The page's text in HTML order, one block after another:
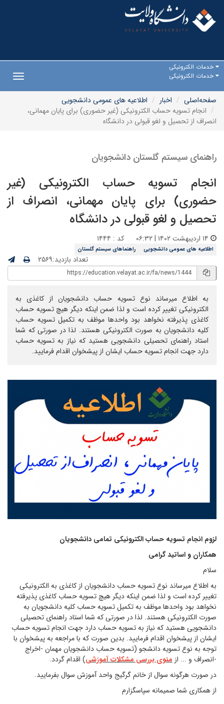
خدمات الکترونیکی
خدمات الکترونیکی
صفحه‌اصلی
اخبار
اطلاعیه های عمومی دانشجویی
انجام تسویه حساب الکترونیکی (غیر حضوری) برای پایان مهمانی،
انصراف از تحصیل و لغو قبولی در دانشگاه
راهنمای سیستم گلستان دانشجویان
انجام تسویه حساب الکترونیکی (غیر
حضوری) برای پایان مهمانی، انصراف از
تحصیل و لغو قبولی در دانشگاه
کد : ۱۴۴۴
اطلاعیه های عمومی دانشجویی راهنماهای سیستم گلستان
تعداد بازدید:۲۵۶۹
به اطلاع میرساند نوع تسویه حساب دانشجویان از کاغذی به
الکترونیکی تغییر کرده است و لذا ضمن اینکه دیگر هیچ تسویه حساب
کاغذی پذیرفته نخواهد بود واحدها موظف به تکمیل تسویه حساب
کلیه دانشجویان به صورت الکترونیکی هستند. لذا در صورتی که شما
استاد راهنمای تحصیلی دانشجویی هستید که نیاز به تسویه حساب
دارد جهت انجام تسویه حساب ایشان از پیشخوان اقدام فرمایید.
لزوم انجام تسویه حساب الکترونیکی تمامی دانشجویان
همکاران و اساتید گرامی
سلام
به اطلاع میرساند نوع تسویه حساب دانشجویان از کاغذی به الکترونیکی
تغییر کرده است و لذا ضمن اینکه دیگر هیچ تسویه حساب کاغذی پذیرفته
نخواهد بود واحدها موظف به تکمیل تسویه حساب کلیه دانشجویان به
صورت الکترونیکی هستند. لذا در صورتی که شما استاد راهنمای تحصیلی
دانشجویی هستید که نیاز به تسویه حساب دارد جهت انجام تسویه حساب
ایشان از پیشخوان اقدام فرمایید. بدین صورت که با مراجعه به پیشخوان با
توجه به نوع تسویه دانشجو (تسویه حساب دانشجویان مهمان -اخراج
-انصراف و ... از منوی بررسی مشکلات آموزشی) اقدام گردد.
در صورت هرگونه سوال از خانم گرگیج واحد آموزش سوال بفرمایید.
از همکاری شما صمیمانه سپاسگزارم